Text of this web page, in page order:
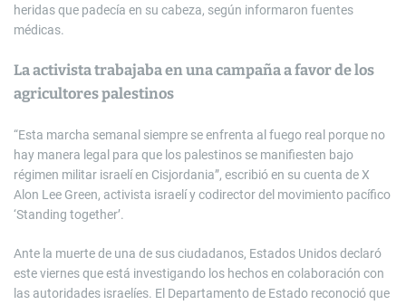
heridas que padecía en su cabeza, según informaron fuentes
médicas.
La activista trabajaba en una campaña a favor de los
agricultores palestinos
“Esta marcha semanal siempre se enfrenta al fuego real porque no
hay manera legal para que los palestinos se manifiesten bajo
régimen militar israelí en Cisjordania”, escribió en su cuenta de X
Alon Lee Green, activista israelí y codirector del movimiento pacífico
‘Standing together’.
Ante la muerte de una de sus ciudadanos, Estados Unidos declaró
este viernes que está investigando los hechos en colaboración con
las autoridades israelíes. El Departamento de Estado reconoció que